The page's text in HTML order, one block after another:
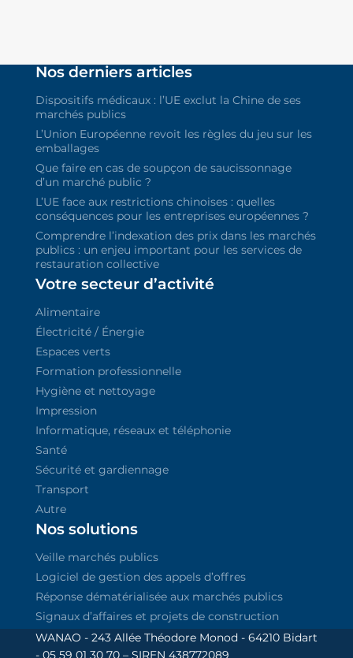
Nos derniers articles
Dispositifs médicaux : l’UE exclut la Chine de ses
marchés publics
L’Union Européenne revoit les règles du jeu sur les
emballages
Que faire en cas de soupçon de saucissonnage
d’un marché public ?
L’UE face aux restrictions chinoises : quelles
conséquences pour les entreprises européennes ?
Comprendre l’indexation des prix dans les marchés
publics : un enjeu important pour les services de
restauration collective
Votre secteur d’activité
Alimentaire
Électricité / Énergie
Espaces verts
Formation professionnelle
Hygiène et nettoyage
Impression
Informatique, réseaux et téléphonie
Santé
Sécurité et gardiennage
Transport
Autre
Nos solutions
Veille marchés publics
Logiciel de gestion des appels d’offres
Réponse dématérialisée aux marchés publics
Signaux d’affaires et projets de construction
WANAO - 243 Allée Théodore Monod - 64210 Bidart
- 05 59 01 30 70 – SIREN 438772089